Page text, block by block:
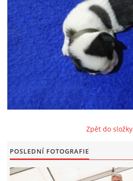
FENY
ŠTĚŇATA
VÝSTAVNÍ ÚSPĚCHY NAŠÍ CHS
FOTOALBUM
KONTAKT
Zpět do složky
POSLEDNÍ FOTOGRAFIE